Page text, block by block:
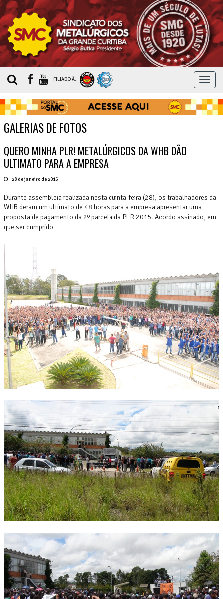
MENU
FILIADO À:
GALERIAS DE FOTOS
QUERO MINHA PLR! METALÚRGICOS DA WHB DÃO
ULTIMATO PARA A EMPRESA
28 de janeiro de 2016
Durante assembleia realizada nesta quinta-feira (28), os trabalhadores da
WHB deram um ultimato de 48 horas para a empresa apresentar uma
proposta de pagamento da 2º parcela da PLR 2015. Acordo assinado, em
que ser cumprido